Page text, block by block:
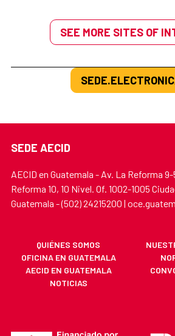
SEE MORE SITES OF
SEDE AECID
AECID en Guatemala - Av. La Reforma
Reforma 10, 10 Nivel. Of. 1002-1005
Guatemala - (502) 24215200 |
QUIÉNES SOMOS
OFICINA EN GUATEMALA
AECID EN GUATEMALA
NOTICIAS